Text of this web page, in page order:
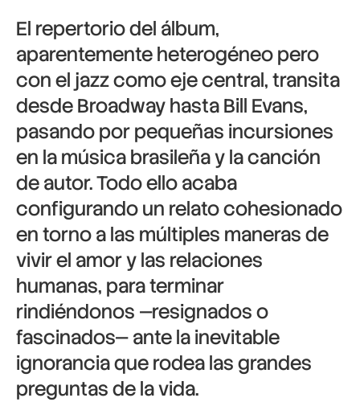
El repertorio del álbum,
aparentemente heterogéneo pero
con el jazz como eje central, transita
desde Broadway hasta Bill Evans,
pasando por pequeñas incursiones
en la música brasileña y la canción
de autor. Todo ello acaba
configurando un relato cohesionado
en torno a las múltiples maneras de
vivir el amor y las relaciones
humanas, para terminar
rindiéndonos —resignados o
fascinados— ante la inevitable
ignorancia que rodea las grandes
preguntas de la vida.